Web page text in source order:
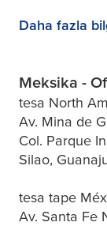
Daha fazla
Meksika -
tesa North
Av. Mina de
Col. Parque
Silao,
tesa tape
Av. Santa Fe